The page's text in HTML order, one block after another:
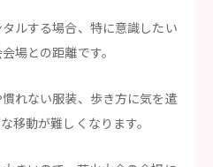
ルする場合、特に意識したい
場との距離です。
れない服装、歩き方に気を遣
移動が難しくなります。